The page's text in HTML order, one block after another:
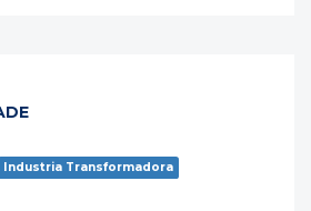
Industria Transformadora